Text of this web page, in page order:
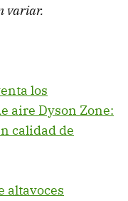
variar.
los
aire Dyson Zone:
calidad de
altavoces